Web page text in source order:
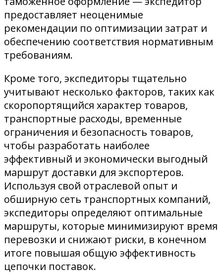
предоставляет неоценимые
рекомендации по оптимизации затрат и
обеспечению соответствия нормативным
требованиям.
Кроме того, экспедиторы тщательно
учитывают несколько факторов, таких как
скоропортящийся характер товаров,
транспортные расходы, временные
ограничения и безопасность товаров,
чтобы разработать наиболее
эффективный и экономически выгодный
маршрут доставки для экспортеров.
Используя свой отраслевой опыт и
обширную сеть транспортных компаний,
экспедиторы определяют оптимальные
маршруты, которые минимизируют время
перевозки и снижают риски, в конечном
итоге повышая общую эффективность
цепочки поставок.